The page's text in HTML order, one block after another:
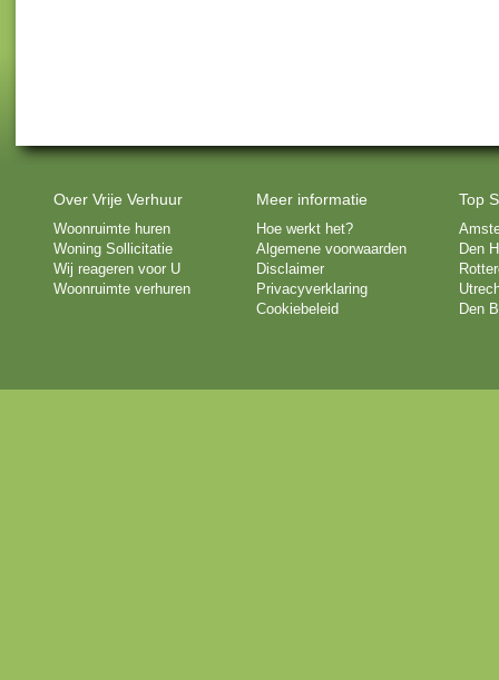
Over Vrije Verhuur
Woonruimte huren
Woning Sollicitatie
Wij reageren voor U
Woonruimte verhuren
Meer informatie
Hoe werkt het?
Algemene voorwaarden
Disclaimer
Privacyverklaring
Cookiebeleid
Top
Den
Den